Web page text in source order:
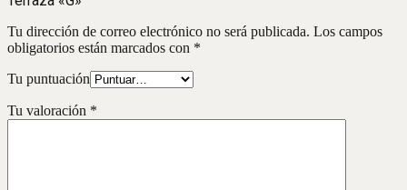
Tu dirección de correo electrónico no será publicada. Los campos
obligatorios están marcados con *
Tu puntuación
Tu valoración *